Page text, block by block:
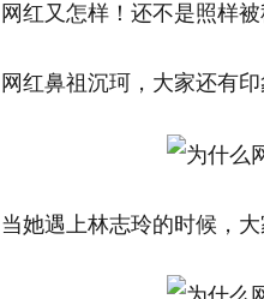
网红又怎样！还不是照样被
网红鼻祖沉珂，大家还有印
当她遇上林志玲的时候，